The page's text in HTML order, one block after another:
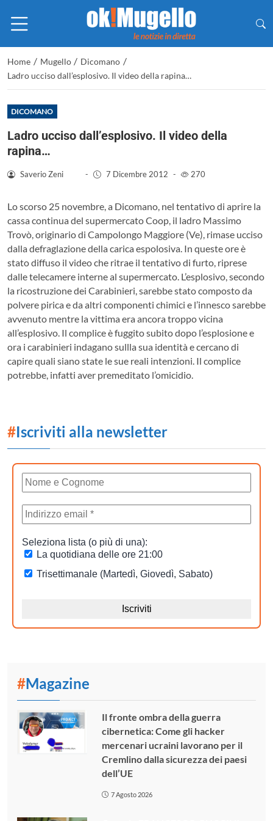
Home / Mugello / Dicomano /
Ladro ucciso dall’esplosivo. Il video della rapina…
DICOMANO
Ladro ucciso dall’esplosivo. Il video della
rapina…
Saverio Zeni - 7 Dicembre 2012 - 270
Lo scorso 25 novembre, a Dicomano, nel tentativo di aprire la
cassa continua del supermercato Coop, il ladro Massimo
Trovò, originario di Campolongo Maggiore (Ve), rimase ucciso
dalla defraglazione della carica espolosiva. In queste ore è
stato diffuso il video che ritrae il tentativo di furto, riprese
dalle telecamere interne al supermercato. L’esplosivo, secondo
la ricostruzione dei Carabinieri, sarebbe stato composto da
polvere pirica e da altri componenti chimici e l’innesco sarebbe
avvenuto mentre la vittima era ancora troppo vicina
all’esplosivo. Il complice è fuggito subito dopo l’esplosione e
ora i carabinieri indagano sullla sua identità e cercano di
capire quali siano state le sue reali intenzioni. Il complice
potrebbe, infatti aver premeditato l’omicidio.
#Iscriviti alla newsletter
#Magazine
Il fronte ombra della guerra
cibernetica: Come gli hacker
mercenari ucraini lavorano per il
Cremlino dalla sicurezza dei paesi
dell’UE
7 Agosto 2026